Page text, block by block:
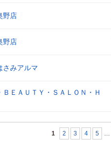
野店
野店
さみアルマ
ＢＥＡＵＴＹ・ＳＡＬＯＮ・Ｈ
1 2 3 4 5 …